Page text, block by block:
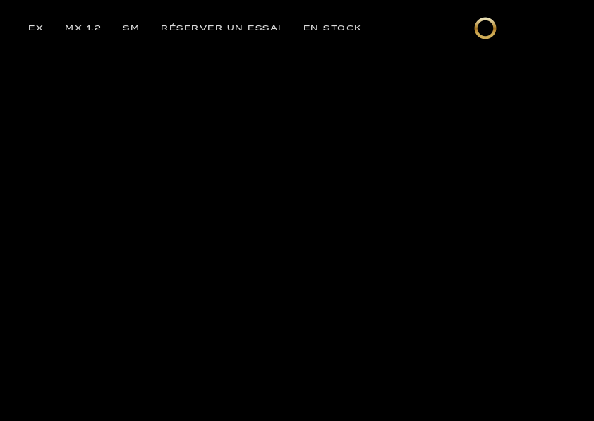
EX MX 1.2 SM RÉSERVER UN ESSAI EN STOCK